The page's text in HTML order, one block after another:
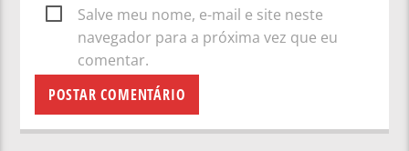
Salve meu nome, e-mail e site neste
navegador para a próxima vez que eu
comentar.